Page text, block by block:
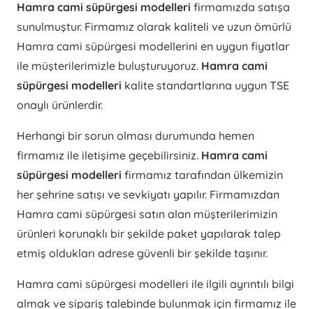
Hamra cami süpürgesi modelleri firmamızda satışa
sunulmuştur. Firmamız olarak kaliteli ve uzun ömürlü
Hamra cami süpürgesi modellerini en uygun fiyatlar
ile müşterilerimizle buluşturuyoruz. Hamra cami
süpürgesi modelleri kalite standartlarına uygun TSE
onaylı ürünlerdir.
Herhangi bir sorun olması durumunda hemen
firmamız ile iletişime geçebilirsiniz. Hamra cami
süpürgesi modelleri firmamız tarafından ülkemizin
her şehrine satışı ve sevkiyatı yapılır. Firmamızdan
Hamra cami süpürgesi satın alan müşterilerimizin
ürünleri korunaklı bir şekilde paket yapılarak talep
etmiş oldukları adrese güvenli bir şekilde taşınır.
Hamra cami süpürgesi modelleri ile ilgili ayrıntılı bilgi
almak ve sipariş talebinde bulunmak için firmamız ile